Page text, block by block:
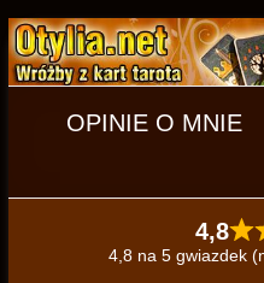
OPINIE O MNIE
4,8
4,8 na 5 gwiazdek